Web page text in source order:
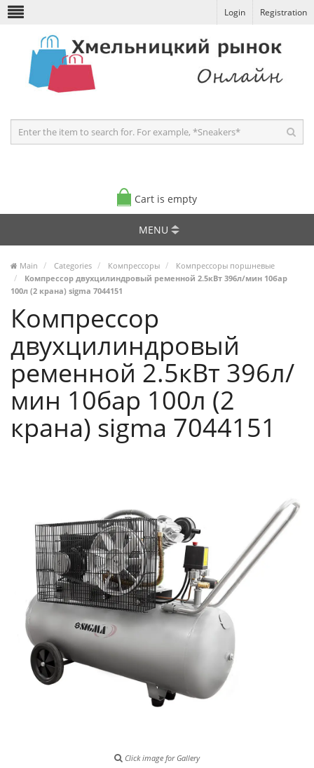
Login Registration
Cart is empty
MENU
Main Categories Компрессоры
Компрессоры поршневые
Компрессор двухцилиндровый ременной 2.5кВт 396л/мин 10бар
100л (2 крана) sigma 7044151
Компрессор
двухцилиндровый
ременной 2.5кВт 396л/
мин 10бар 100л (2
крана) sigma 7044151
Click image for Gallery